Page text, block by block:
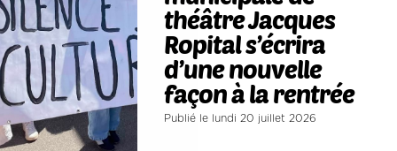
théâtre Jacques
Ropital s’écrira
d’une nouvelle
façon à la rentrée
Publié le lundi 20 juillet 2026